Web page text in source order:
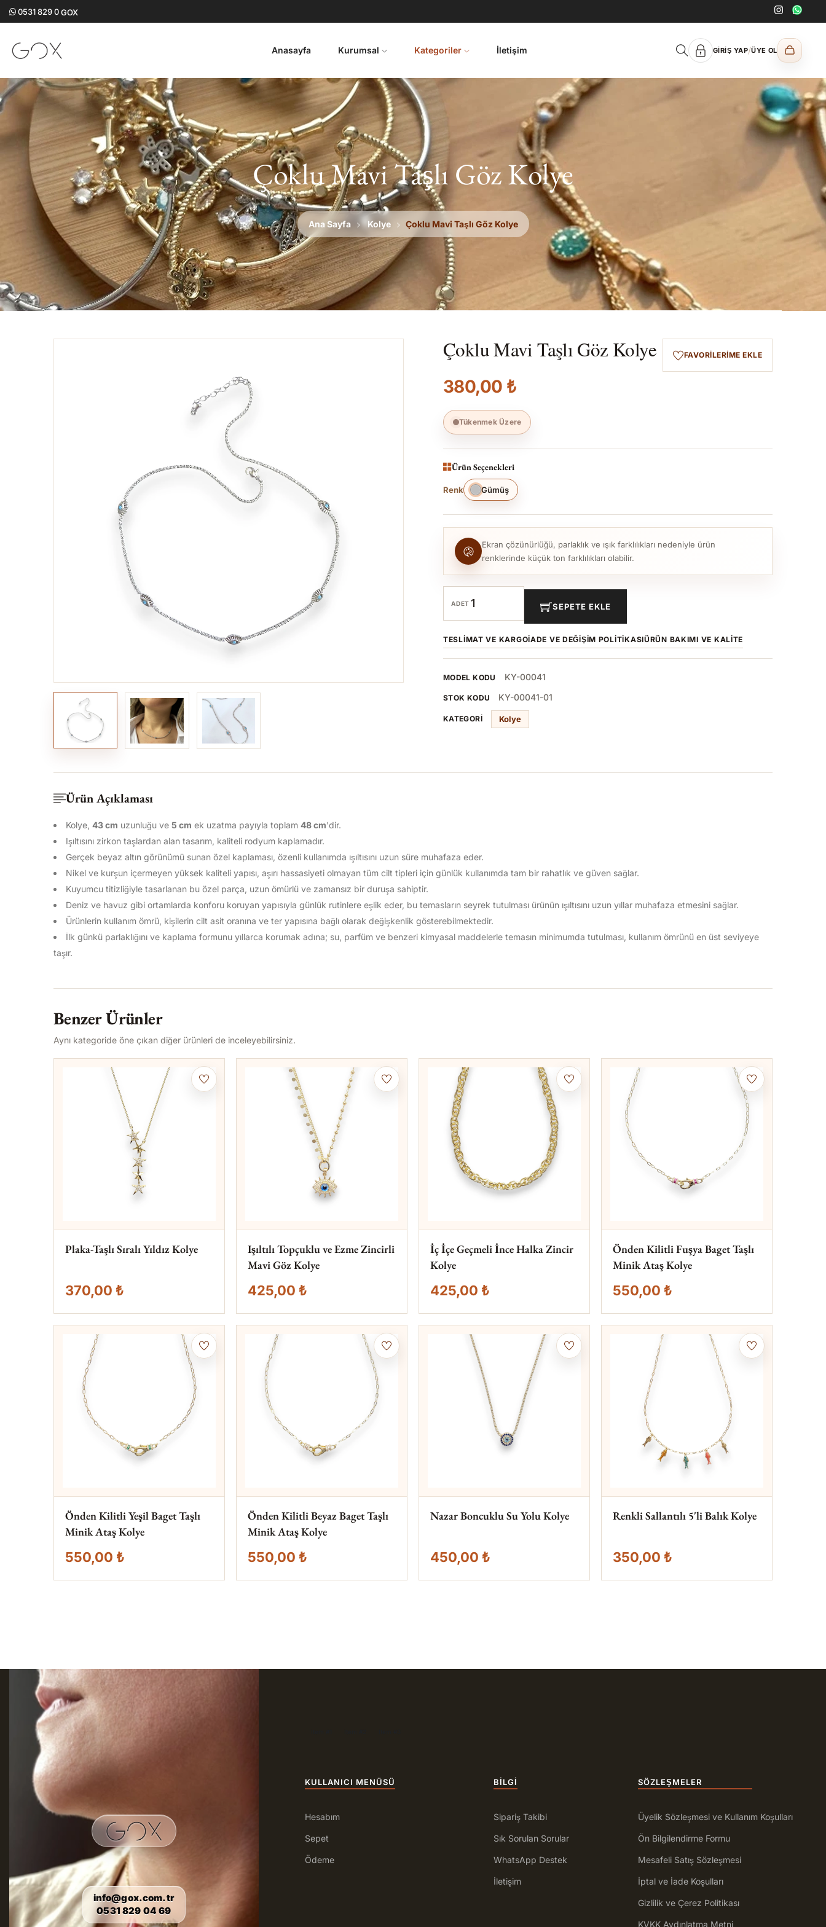
0531 829 0GOX
Anasayfa Kurumsal Kategoriler İletişim GIRIŞ YAP/ÜYE OL
Çoklu Mavi Taşlı Göz Kolye
Ana Sayfa Kolye Çoklu Mavi Taşlı Göz Kolye
Çoklu Mavi Taşlı Göz Kolye FAVORILERIME EKLE
380,00 ₺
Tükenmek Üzere
Ürün Seçenekleri
Renk Gümüş
Ekran çözünürlüğü, parlaklık ve ışık farklılıkları nedeniyle ürün
renklerinde küçük ton farklılıkları olabilir.
ADET SEPETE EKLE
TESLIMAT VE KARGOİADE VE DEĞIŞIM POLITIKASIÜRÜN BAKIMI VE KALITE
MODEL KODU KY-00041
STOK KODU KY-00041-01
KATEGORI Kolye
Ürün Açıklaması
Kolye, 43 cm uzunluğu ve 5 cm ek uzatma payıyla toplam 48cm'dir.
Işıltısını zirkon taşlardan alan tasarım, kaliteli rodyum kaplamadır.
Gerçek beyaz altın görünümü sunan özel kaplaması, özenli kullanımda ışıltısını uzun süre muhafaza eder.
Nikel ve kurşun içermeyen yüksek kaliteli yapısı, aşırı hassasiyeti olmayan tüm cilt tipleri için günlük kullanımda tam bir rahatlık ve güven sağlar.
Kuyumcu titizliğiyle tasarlanan bu özel parça, uzun ömürlü ve zamansız bir duruşa sahiptir.
Deniz ve havuz gibi ortamlarda konforu koruyan yapısıyla günlük rutinlere eşlik eder, bu temasların seyrek tutulması ürünün ışıltısını uzun yıllar muhafaza etmesini sağlar.
Ürünlerin kullanım ömrü, kişilerin cilt asit oranına ve ter yapısına bağlı olarak değişkenlik gösterebilmektedir.
İlk günkü parlaklığını ve kaplama formunu yıllarca korumak adına; su, parfüm ve benzeri kimyasal maddelerle temasın minimumda tutulması, kullanım ömrünü en üst seviyeye
taşır.
Benzer Ürünler
Aynı kategoride öne çıkan diğer ürünleri de inceleyebilirsiniz.
Plaka-Taşlı Sıralı Yıldız Kolye
370,00 ₺
Işıltılı Topçuklu ve Ezme Zincirli
Mavi Göz Kolye
425,00 ₺
İç İçe Geçmeli İnce Halka Zincir
Kolye
425,00 ₺
Önden Kilitli Fuşya Baget Taşlı
Minik Ataş Kolye
550,00 ₺
Önden Kilitli Yeşil Baget Taşlı
Minik Ataş Kolye
550,00 ₺
Önden Kilitli Beyaz Baget Taşlı
Minik Ataş Kolye
550,00 ₺
Nazar Boncuklu Su Yolu Kolye
450,00 ₺
Renkli Sallantılı 5'li Balık Kolye
350,00 ₺
info@gox.com.tr
0531 829 04 69
KULLANICI MENÜSÜ
Hesabım
Sepet
Ödeme
BILGI
Sipariş Takibi
Sık Sorulan Sorular
WhatsApp Destek
İletişim
SÖZLEŞMELER
Üyelik Sözleşmesi ve Kullanım Koşulları
Ön Bilgilendirme Formu
Mesafeli Satış Sözleşmesi
İptal ve İade Koşulları
Gizlilik ve Çerez Politikası
KVKK Aydınlatma Metni